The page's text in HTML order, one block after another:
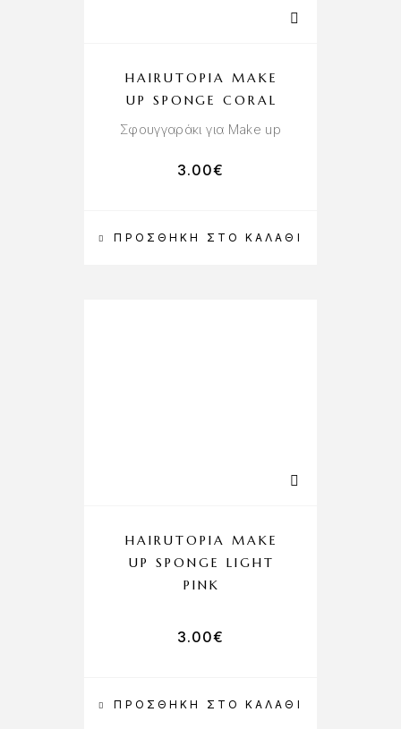
ΠΡΟΣΘΉΚΗ ΣΤΟ ΚΑΛΆΘΙ
HAIRUTOPIA MAKE
UP SPONGE CORAL
Σφουγγαράκι για Make up
3.00€
ΠΡΟΣΘΉΚΗ ΣΤΟ ΚΑΛΆΘΙ
HAIRUTOPIA MAKE
UP SPONGE LIGHT
PINK
3.00€